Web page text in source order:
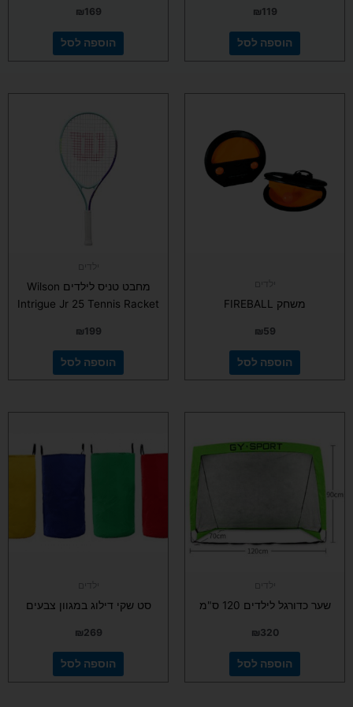
₪119
הוספה לסל
₪169
הוספה לסל
משחק FIREBALL
₪59
הוספה לסל
מחבט טניס לילדים Wilson
Intrigue Jr 25 Tennis Racket
₪199
הוספה לסל
שער כדורגל לילדים 120 ס"מ
₪320
הוספה לסל
סט שקי דילוג במגוון צבעים
₪269
הוספה לסל